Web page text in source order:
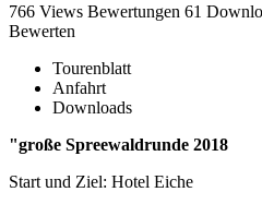
766 Views Bewertungen 61
Bewerten
Tourenblatt
Anfahrt
Downloads
"große Spreewaldrunde 2018
Start und Ziel: Hotel Eiche